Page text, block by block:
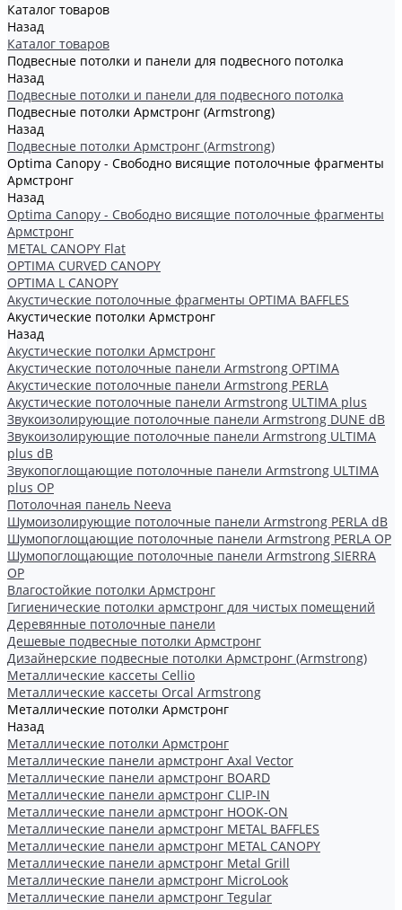
Каталог товаров
Назад
Каталог товаров
Подвесные потолки и панели для подвесного потолка
Назад
Подвесные потолки и панели для подвесного потолка
Подвесные потолки Армстронг (Armstrong)
Назад
Подвесные потолки Армстронг (Armstrong)
Optima Canopy - Свободно висящие потолочные фрагменты
Армстронг
Назад
Optima Canopy - Свободно висящие потолочные фрагменты
Армстронг
METAL CANOPY Flat
OPTIMA CURVED CANOPY
OPTIMA L CANOPY
Акустические потолочные фрагменты OPTIMA BAFFLES
Акустические потолки Армстронг
Назад
Акустические потолки Армстронг
Акустические потолочные панели Armstrong OPTIMA
Акустические потолочные панели Armstrong PERLA
Акустические потолочные панели Armstrong ULTIMA plus
Звукоизолирующие потолочные панели Armstrong DUNE dB
Звукоизолирующие потолочные панели Armstrong ULTIMA
plus dB
Звукопоглощающие потолочные панели Armstrong ULTIMA
plus OP
Потолочная панель Neeva
Шумоизолирующие потолочные панели Armstrong PERLA dB
Шумопоглощающие потолочные панели Armstrong PERLA OP
Шумопоглощающие потолочные панели Armstrong SIERRA
OP
Влагостойкие потолки Армстронг
Гигиенические потолки армстронг для чистых помещений
Деревянные потолочные панели
Дешевые подвесные потолки Армстронг
Дизайнерские подвесные потолки Армстронг (Armstrong)
Металлические кассеты Cellio
Металлические кассеты Orcal Armstrong
Металлические потолки Армстронг
Назад
Металлические потолки Армстронг
Металлические панели армстронг Axal Vector
Металлические панели армстронг BOARD
Металлические панели армстронг CLIP-IN
Металлические панели армстронг HOOK-ON
Металлические панели армстронг METAL BAFFLES
Металлические панели армстронг METAL CANOPY
Металлические панели армстронг Metal Grill
Металлические панели армстронг MicroLook
Металлические панели армстронг Tegular